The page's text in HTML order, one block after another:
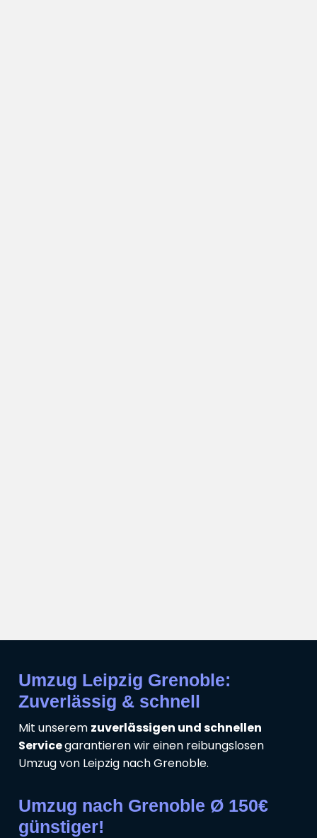
Umzug Leipzig Grenoble:
Zuverlässig & schnell
Mit unserem zuverlässigen und schnellen
Servicegarantieren wir einen reibungslosen
Umzug von Leipzig nach Grenoble.
Umzug nach Grenoble Ø 150€
günstiger!